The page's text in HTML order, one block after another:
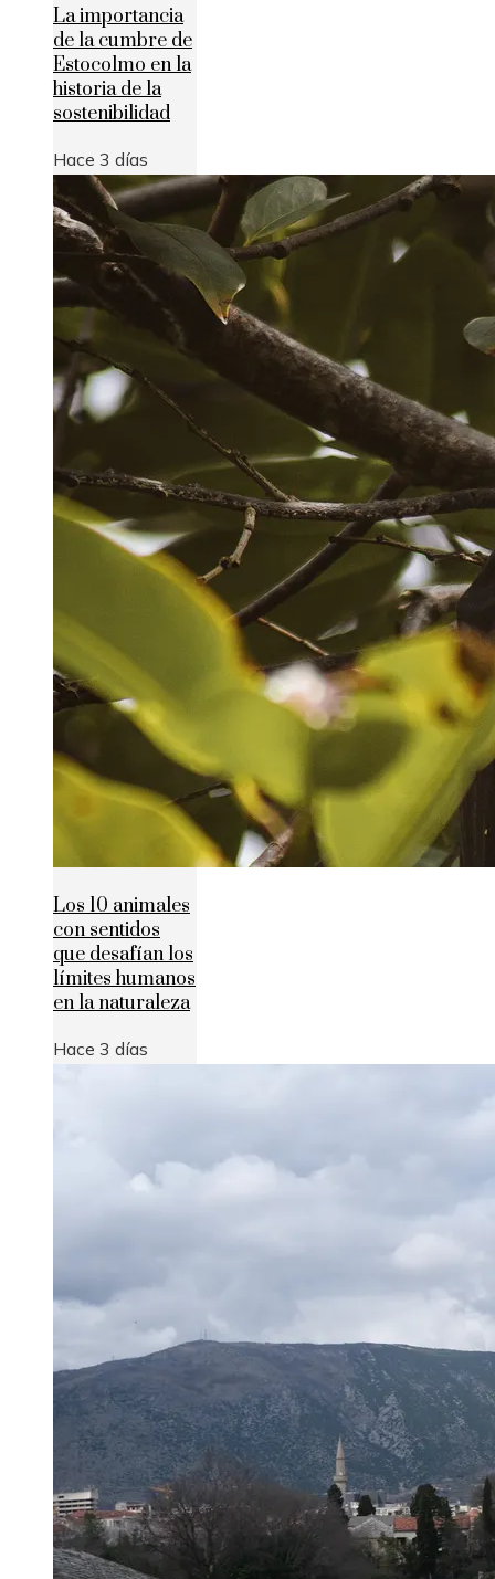
La importancia
de la cumbre de
Estocolmo en la
historia de la
sostenibilidad
Hace 3 días
Los 10 animales
con sentidos
que desafían los
límites humanos
en la naturaleza
Hace 3 días